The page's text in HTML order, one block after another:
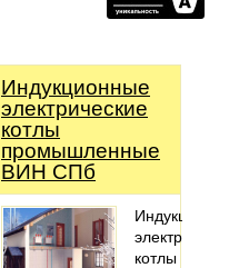
Индукционные
электрические
котлы
промышленные
ВИН СПб
Индукционные
электрические
котлы